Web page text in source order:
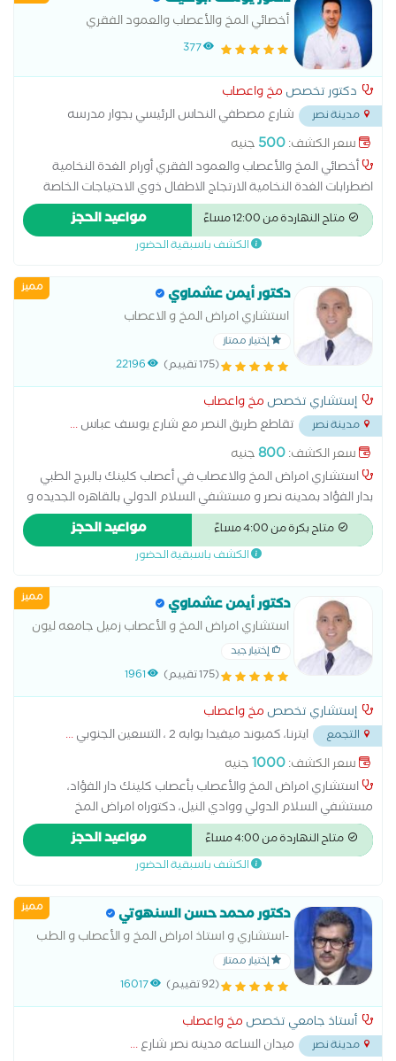
أخصائي المخ والأعصاب والعمود الفقري
377
دكتور تخصص مخ واعصاب
مدينة نصر
شارع مصطفي النحاس الرئيسي بجوار مدرسه
المنهل...
سعر الكشف:500 جنيه
أخصائي المخ والأعصاب والعمود الفقري أورام الغدة النخامية
اضطرابات الغدة النخامية الارتجاج الاطفال ذوي الاحتياجات الخاصة
الانزلاق الغضروفى القطني الانزلاق الغضروفي العنقي التشنجات
ونوبات الصرع للاطفال التصلب المتعدد الجلطات الدماغية الشلل
بأنواعه الصداع والام العصب الخامس الصرع النزيف الدماغي حالات
الاطفال المصابين بالشلل الدماغي علاج التشنجات العصبية عند
الأطفال علاج حالات الحركات اللارادية علاج حالات الشلل الدماغي
علاج حالات تأخر المشي علاج حالات ضمور العضلات و التهابات
الاعصاب لدى الاطفال علاج حالات فرط الحركة علاج لين العظام عند
متاح النهاردة من 12:00 مساءً مواعيد الحجز
الكشف باسبقية الحضور
مميز دكتور أيمن عشماوي
استشاري امراض المخ و الاعصاب
إختيار ممتاز
(175 تقييم) 22196
إستشاري تخصص مخ واعصاب
مدينة نصر تقاطع طريق النصر مع شارع يوسف عباس...
سعر الكشف:800جنيه
استشاري امراض المخ والاعصاب في أعصاب كلينك بالبرج الطبي
بدار الفؤاد بمدينه نصر و مستشفي السلام الدولي بالقاهره الجديده و
مستشفي وادي النيل - دكتوراه و ماجستير أمراض المخ و الاعصاب -
جامعه القاهره - زميل جامعه ليون - فرنسا - بكالوريوس الطب و
الجراحه - جامعه عين شمس - متاح بالعياده فحص رسم المخ عادي
علي حالات زياده كهرباء المخ و الصرع و التشنجات و الصداع ما شابه
فقط .
متاح بكرة من 4:00 مساءً مواعيد الحجز
الكشف باسبقية الحضور
مميز دكتور أيمن عشماوي
استشاري امراض المخ و الأعصاب زميل جامعه ليون
إختيار جيد
(175 تقييم) 1961
إستشاري تخصص مخ واعصاب
التجمع ايترنا، كمبوند ميفيدا بوابه 2 ، التسعين الجنوبي
...
سعر الكشف:1000جنيه
استشاري امراض المخ والأعصاب بأعصاب كلينك دار الفؤاد،
مستشفي السلام الدولي ووادي النيل، دكتوراه امراض المخ
والأعصاب جامعه القاهره، ماجستير امراض المخ والأعصاب جامعه
القاهره، زميل جامعه ليون بفرنسا اخصائي سابق بمستشفيات
الشرطه بالقاهره، مجمع الملك فهد الطبي العسكري بالمنطقه
الطبيب يعالج حالات التشنجات و الصرع و الصداع و ما شابه فقط (لا
يعالج حالات تأخر الحركه و الكلام او القدرات الذهنيه)
متاح النهاردة من 4:00 مساءً مواعيد الحجز
الكشف باسبقية الحضور
مميز دكتور محمد حسن السنهوتي
-استشاري و استاذ امراض المخ و الأعصاب و الطب
النفسي
إختيار ممتاز
(92 تقييم) 16017
أستاذ جامعي تخصص مخ واعصاب
مدينة نصر ميدان الساعه مدينه نصر شارع...